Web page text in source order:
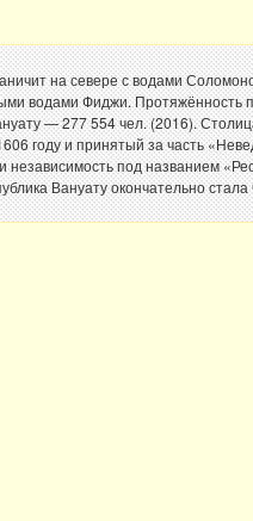
на севере с водами
водами Фиджи. Протяжённость
— 277 554 чел. (2016).
году и принятый за часть
под названием
Вануату окончательно